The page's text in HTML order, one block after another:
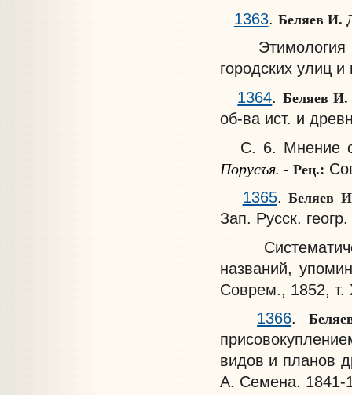
1363. Беляев И.
Этимология
городских улиц и
1364. Беляев
об-ва ист. и
С. 6. Мнение о
Порусъя. - Рец.:
1365. Беляев
Зап. Русск.
названий,
Соврем., 1852,
1366.
видов и планов
А. Семена.